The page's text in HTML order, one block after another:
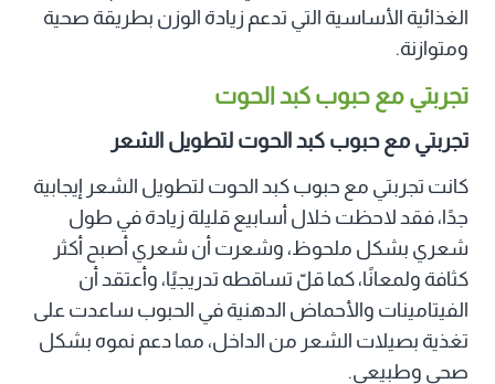
الغذائية الأساسية التي تدعم زيادة الوزن بطريقة صحية
ومتوازنة.
تجربتي مع حبوب كبد الحوت
تجربتي مع حبوب كبد الحوت لتطويل الشعر
كانت تجربتي مع حبوب كبد الحوت لتطويل الشعر إيجابية
جدًا، فقد لاحظت خلال أسابيع قليلة زيادة في طول
شعري بشكل ملحوظ، وشعرت أن شعري أصبح أكثر
كثافة ولمعانًا، كما قلّ تساقطه تدريجيًا، وأعتقد أن
الفيتامينات والأحماض الدهنية في الحبوب ساعدت على
تغذية بصيلات الشعر من الداخل، مما دعم نموه بشكل
صحي وطبيعي.